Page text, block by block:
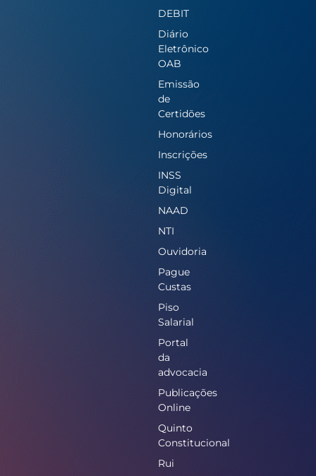
DEBIT
Diário
Eletrônico
OAB
Emissão
de
Certidões
Honorários
Inscrições
INSS
Digital
NAAD
NTI
Ouvidoria
Pague
Custas
Piso
Salarial
Portal
da
advocacia
Publicações
Online
Quinto
Constitucional
Rui